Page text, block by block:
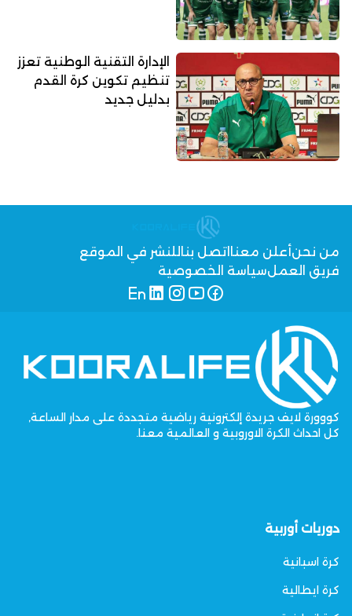
الإدارة التقنية الوطنية تعزز
تنظيم تكوين كرة القدم
بدليل جديد
من نحنأعلن معنا اتصل بنا للنشر في الموقع
فريق العملسياسة الخصوصية
كووورة لايف جريدة إلكترونية رياضية متجددة على مدار الساعة,
كل احداث الكرة الاوروبية و العالمية معنا.
دوريات أوربية
كرة اسبانية
كرة ايطالية